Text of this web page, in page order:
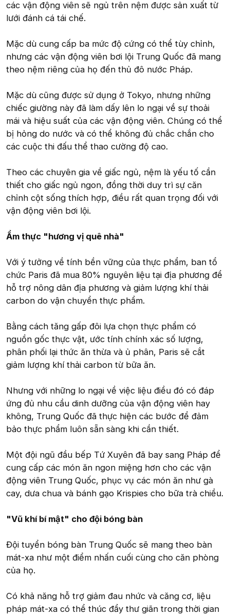
các vận động viên sẽ ngủ trên nệm được sản xuất từ
lưới đánh cá tái chế.
Mặc dù cung cấp ba mức độ cứng có thể tùy chỉnh,
nhưng các vận động viên bơi lội Trung Quốc đã mang
theo nệm riêng của họ đến thủ đô nước Pháp.
Mặc dù cũng được sử dụng ở Tokyo, nhưng những
chiếc giường này đã làm dấy lên lo ngại về sự thoải
mái và hiệu suất của các vận động viên. Chúng có thể
bị hỏng do nước và có thể không đủ chắc chắn cho
các cuộc thi đấu thể thao cường độ cao.
Theo các chuyên gia về giấc ngủ, nệm là yếu tố cần
thiết cho giấc ngủ ngon, đồng thời duy trì sự căn
chỉnh cột sống thích hợp, điều rất quan trọng đối với
vận động viên bơi lội.
Ẩm thực "hương vị quê nhà"
Với ý tưởng về tính bền vững của thực phẩm, ban tổ
chức Paris đã mua 80% nguyên liệu tại địa phương để
hỗ trợ nông dân địa phương và giảm lượng khí thải
carbon do vận chuyển thực phẩm.
Bằng cách tăng gấp đôi lựa chọn thực phẩm có
nguồn gốc thực vật, ước tính chính xác số lượng,
phân phối lại thức ăn thừa và ủ phân, Paris sẽ cắt
giảm lượng khí thải carbon từ bữa ăn.
Nhưng với những lo ngại về việc liệu điều đó có đáp
ứng đủ nhu cầu dinh dưỡng của vận động viên hay
không, Trung Quốc đã thực hiện các bước để đảm
bảo thực phẩm luôn sẵn sàng khi cần thiết.
Một đội ngũ đầu bếp Tứ Xuyên đã bay sang Pháp để
cung cấp các món ăn ngon miệng hơn cho các vận
động viên Trung Quốc, phục vụ các món ăn như gà
cay, dưa chua và bánh gạo Krispies cho bữa trà chiều.
"Vũ khí bí mật" cho đội bóng bàn
Đội tuyển bóng bàn Trung Quốc sẽ mang theo bàn
mát-xa như một điểm nhấn cuối cùng cho căn phòng
của họ.
Có khả năng hỗ trợ giảm đau nhức và căng cơ, liệu
pháp mát-xa có thể thúc đẩy thư giãn trong thời gian